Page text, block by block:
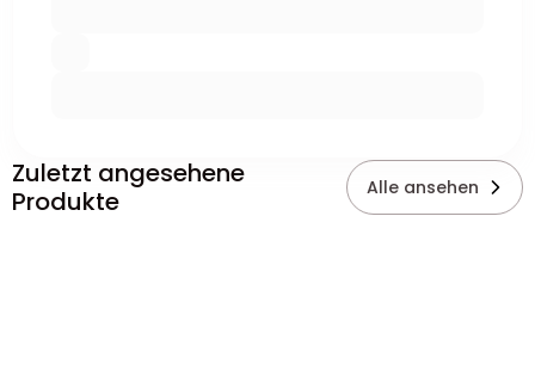
Zuletzt angesehene
Produkte
Alle ansehen